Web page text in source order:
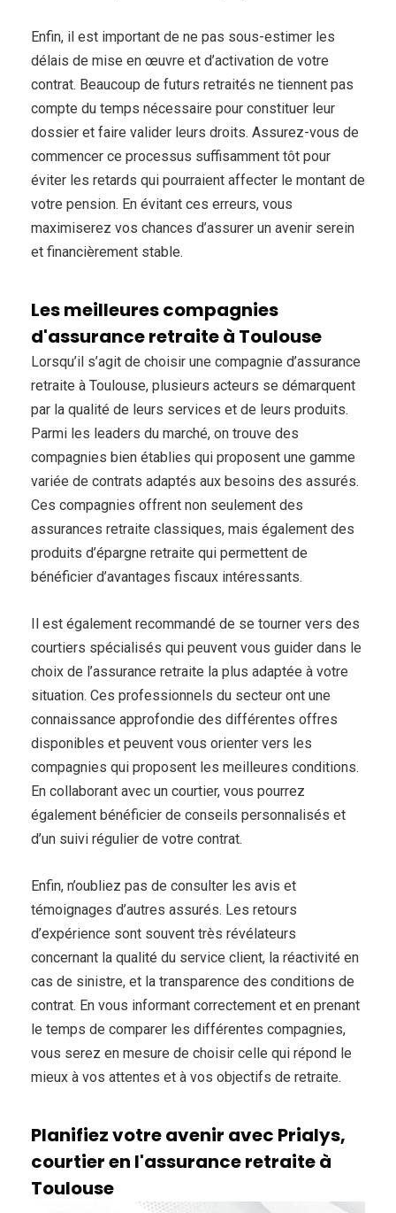
Enfin, il est important de ne pas sous-estimer les
délais de mise en œuvre et d’activation de votre
contrat. Beaucoup de futurs retraités ne tiennent pas
compte du temps nécessaire pour constituer leur
dossier et faire valider leurs droits. Assurez-vous de
commencer ce processus suffisamment tôt pour
éviter les retards qui pourraient affecter le montant de
votre pension. En évitant ces erreurs, vous
maximiserez vos chances d’assurer un avenir serein
et financièrement stable.
Les meilleures compagnies
d'assurance retraite à Toulouse
Lorsqu’il s’agit de choisir une compagnie d’assurance
retraite à Toulouse, plusieurs acteurs se démarquent
par la qualité de leurs services et de leurs produits.
Parmi les leaders du marché, on trouve des
compagnies bien établies qui proposent une gamme
variée de contrats adaptés aux besoins des assurés.
Ces compagnies offrent non seulement des
assurances retraite classiques, mais également des
produits d’épargne retraite qui permettent de
bénéficier d’avantages fiscaux intéressants.
Il est également recommandé de se tourner vers des
courtiers spécialisés qui peuvent vous guider dans le
choix de l’assurance retraite la plus adaptée à votre
situation. Ces professionnels du secteur ont une
connaissance approfondie des différentes offres
disponibles et peuvent vous orienter vers les
compagnies qui proposent les meilleures conditions.
En collaborant avec un courtier, vous pourrez
également bénéficier de conseils personnalisés et
d’un suivi régulier de votre contrat.
Enfin, n’oubliez pas de consulter les avis et
témoignages d’autres assurés. Les retours
d’expérience sont souvent très révélateurs
concernant la qualité du service client, la réactivité en
cas de sinistre, et la transparence des conditions de
contrat. En vous informant correctement et en prenant
le temps de comparer les différentes compagnies,
vous serez en mesure de choisir celle qui répond le
mieux à vos attentes et à vos objectifs de retraite.
Planifiez votre avenir avec Prialys,
courtier en l'assurance retraite à
Toulouse